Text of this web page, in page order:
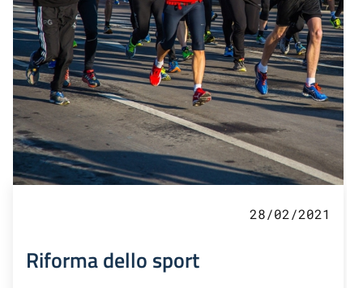
28/02/2021
Riforma dello sport